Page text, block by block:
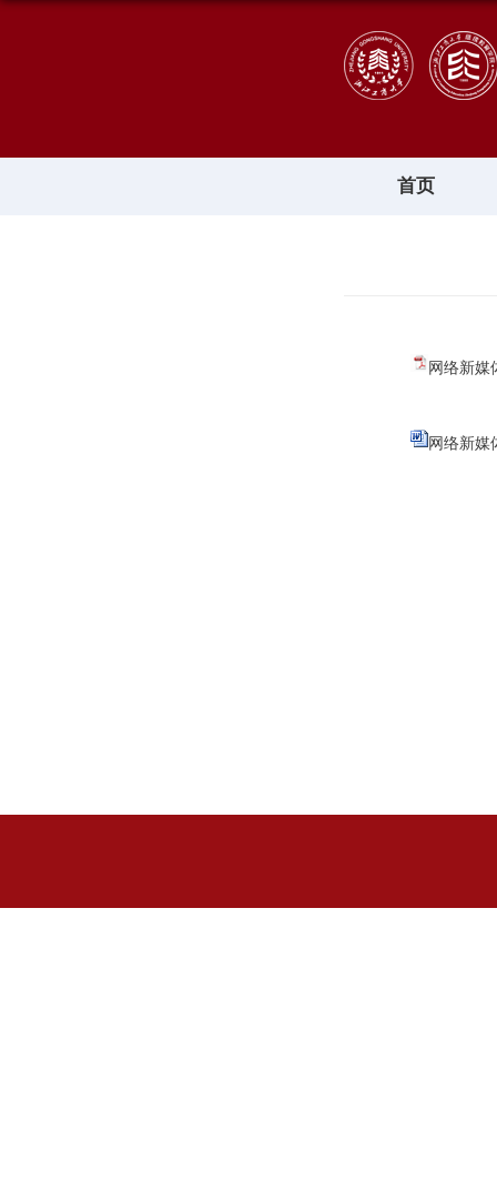
首页
网络新媒
网络新媒